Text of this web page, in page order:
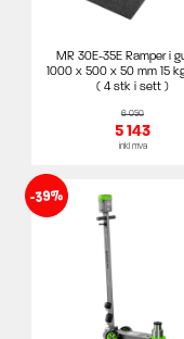
MR 30E-35E Ramper i
1000 x 500 x 50 mm 15
( 4 stk i sett )
6 050
5 143
inkl mva
-39%